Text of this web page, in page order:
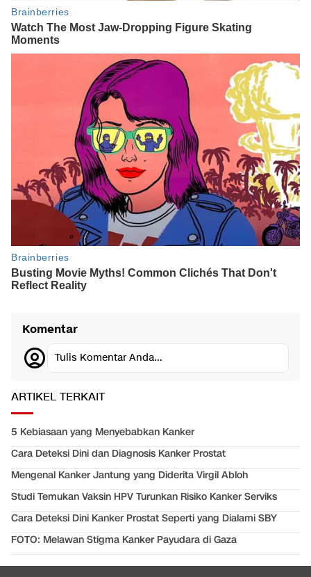
Komentar
Tulis Komentar Anda...
ARTIKEL TERKAIT
5 Kebiasaan yang Menyebabkan Kanker
Cara Deteksi Dini dan Diagnosis Kanker Prostat
Mengenal Kanker Jantung yang Diderita Virgil Abloh
Studi Temukan Vaksin HPV Turunkan Risiko Kanker Serviks
Cara Deteksi Dini Kanker Prostat Seperti yang Dialami SBY
FOTO: Melawan Stigma Kanker Payudara di Gaza